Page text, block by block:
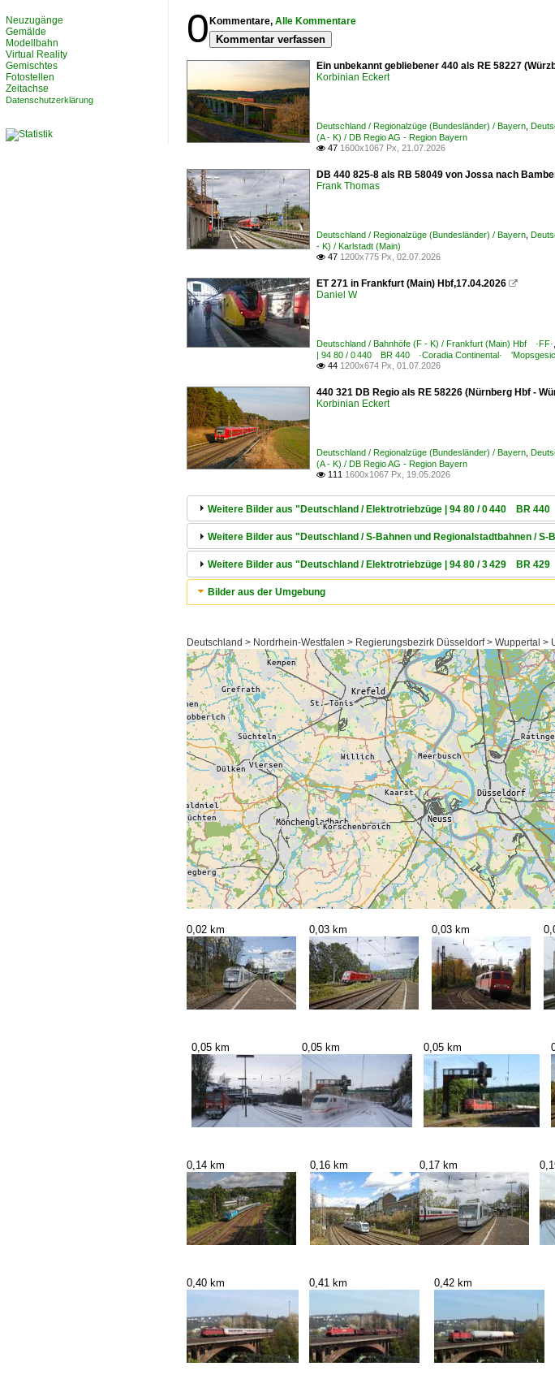
0 Kommentare, Alle Kommentare
Kommentar verfassen
Ein unbekannt gebliebener 440 als RE 58227
Korbinian Eckert
Deutschland / Regionalzüge (Bundesländer) / Bayern
(A - K) / DB Regio AG - Region Bayern
 47 1600x1067 Px, 21.07.2026
DB 440 825-8 als RB 58049 von Jossa nach
Frank Thomas
Deutschland / Regionalzüge (Bundesländer) / Bayern
- K) / Karlstadt (Main)
 47 1200x775 Px, 02.07.2026
ET 271 in Frankfurt (Main) Hbf,17.04.2026 
Daniel W
Deutschland / Bahnhöfe (F - K) / Frankfurt (Main) Hbf ·FF·
| 94 80 / 0 440 BR 440 ·Coradia Continental·
 44 1200x674 Px, 01.07.2026
440 321 DB Regio als RE 58226 (Nürnberg Hbf -
Korbinian Eckert
Deutschland / Regionalzüge (Bundesländer) / Bayern
(A - K) / DB Regio AG - Region Bayern
 111 1600x1067 Px, 19.05.2026
Weitere Bilder aus "Deutschland / Elektrotriebzüge | 94 80 / 0 440 BR
Weitere Bilder aus "Deutschland / S-Bahnen und Regionalstadtbahnen / S-
Weitere Bilder aus "Deutschland / Elektrotriebzüge | 94 80 / 3 429 BR 429
Bilder aus der Umgebung
Deutschland > Nordrhein-Westfalen > Regierungsbezirk Düsseldorf > Wuppertal
0,02 km 0,03 km 0,03 km
0,05 km 0,05 km 0,05 km
0,14 km 0,16 km 0,17 km
0,40 km 0,41 km 0,42 km
Neuzugänge
Gemälde
Modellbahn
Virtual Reality
Gemischtes
Fotostellen
Zeitachse
Datenschutzerklärung